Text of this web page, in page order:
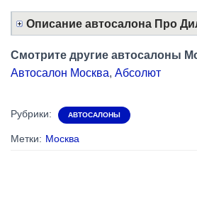
Описание автосалона Про
Смотрите другие автосалоны
Автосалон Москва, Абсолют
Рубрики: АВТОСАЛОНЫ
Метки: Москва